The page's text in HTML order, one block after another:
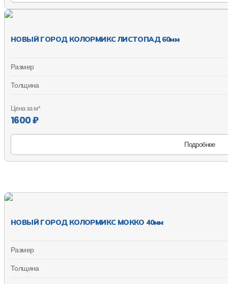
НОВЫЙ ГОРОД КОЛОРМИКС ЛИСТОПАД 60мм
Размер
Толщина
Цена за м²
1600 ₽
Подробнее
НОВЫЙ ГОРОД КОЛОРМИКС МОККО 40мм
Размер
Толщина